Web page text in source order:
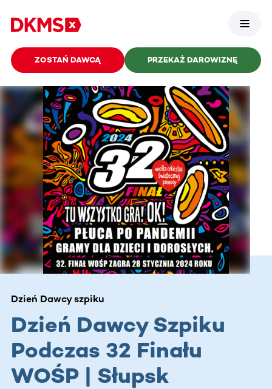
ZOSTAŃ DAWCĄ PRZEKAŻ DAROWIZNĘ
Dzień Dawcy szpiku
Dzień Dawcy Szpiku
Podczas 32 Finału
WOŚP | Słupsk